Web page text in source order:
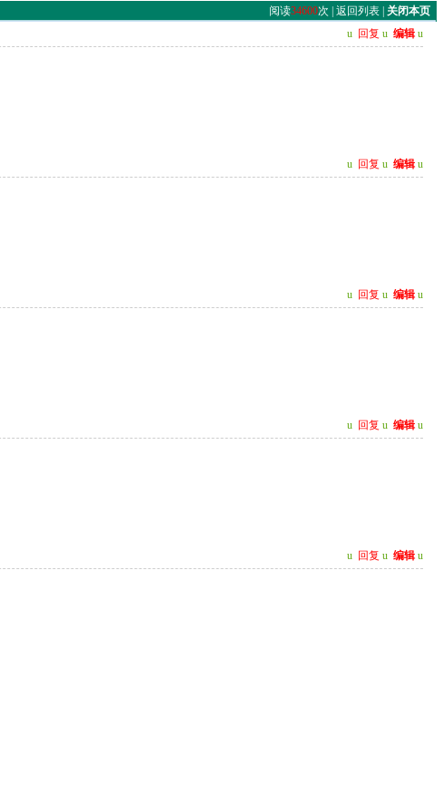
阅读34600次 | 返回列表| 关闭本页
u 回复 u 编辑 u
u 回复 u 编辑 u
u 回复 u 编辑 u
u 回复 u 编辑 u
u 回复 u 编辑 u